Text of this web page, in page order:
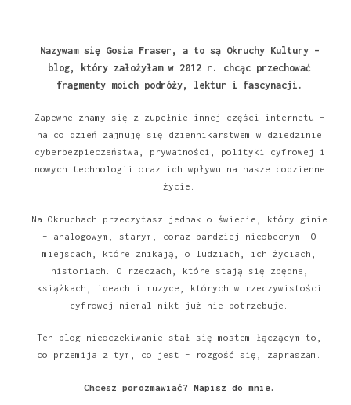
Nazywam się Gosia Fraser, a to są Okruchy Kultury –
blog, który założyłam w 2012 r. chcąc przechować
fragmenty moich podróży, lektur i fascynacji.
Zapewne znamy się z zupełnie innej części internetu –
na co dzień zajmuję się dziennikarstwem w dziedzinie
cyberbezpieczeństwa, prywatności, polityki cyfrowej i
nowych technologii oraz ich wpływu na nasze codzienne
życie.
Na Okruchach przeczytasz jednak o świecie, który ginie
– analogowym, starym, coraz bardziej nieobecnym. O
miejscach, które znikają, o ludziach, ich życiach,
historiach. O rzeczach, które stają się zbędne,
książkach, ideach i muzyce, których w rzeczywistości
cyfrowej niemal nikt już nie potrzebuje.
Ten blog nieoczekiwanie stał się mostem łączącym to,
co przemija z tym, co jest – rozgość się, zapraszam.
Chcesz porozmawiać? Napisz do mnie.